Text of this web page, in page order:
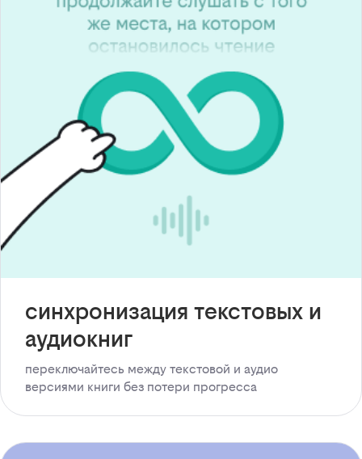
синхронизация текстовых и
аудиокниг
переключайтесь между текстовой и аудио
версиями книги без потери прогресса